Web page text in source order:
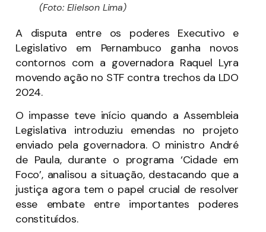
(Foto: Elielson Lima)
A disputa entre os poderes Executivo e
Legislativo em Pernambuco ganha novos
contornos com a governadora Raquel Lyra
movendo ação no STF contra trechos da LDO
2024.
O impasse teve início quando a Assembleia
Legislativa introduziu emendas no projeto
enviado pela governadora. O ministro André
de Paula, durante o programa ‘Cidade em
Foco’, analisou a situação, destacando que a
justiça agora tem o papel crucial de resolver
esse embate entre importantes poderes
constituídos.